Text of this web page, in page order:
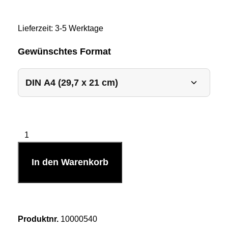
Lieferzeit: 3-5 Werktage
Gewünschtes Format
In den Warenkorb
Produktnr. 10000540